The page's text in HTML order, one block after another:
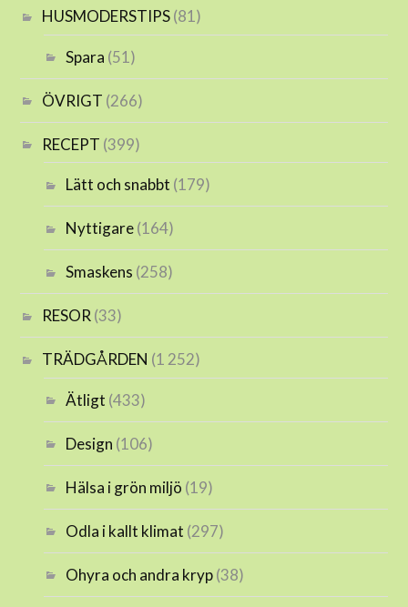
HUSMODERSTIPS(81)
Spara (51)
ÖVRIGT (266)
RECEPT (399)
Lätt och snabbt (179)
Nyttigare(164)
Smaskens (258)
RESOR(33)
TRÄDGÅRDEN (1 252)
Ätligt (433)
Design (106)
Hälsa i grön miljö (19)
Odla i kallt klimat (297)
Ohyra och andra kryp(38)